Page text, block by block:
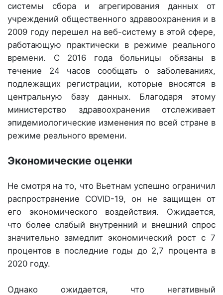
системы сбора и агрегирования данных от
учреждений общественного здравоохранения и в
2009 году перешел на веб-систему в этой сфере,
работающую практически в режиме реального
времени. С 2016 года больницы обязаны в
течение 24 часов сообщать о заболеваниях,
подлежащих регистрации, которые вносятся в
центральную базу данных. Благодаря этому
министерство здравоохранения отслеживает
эпидемиологические изменения по всей стране в
режиме реального времени.
Экономические оценки
Не смотря на то, что Вьетнам успешно ограничил
распространение COVID-19, он не защищен от
его экономического воздействия. Ожидается,
что более слабый внутренний и внешний спрос
значительно замедлит экономический рост с 7
процентов в последние годы до 2,7 процента в
2020 году.
Однако ожидается, что негативный